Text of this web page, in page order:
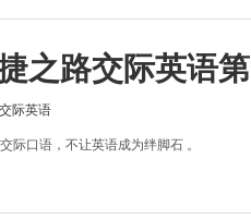
之路交际英语
际英语
际口语，不让英语成为绊脚石 。